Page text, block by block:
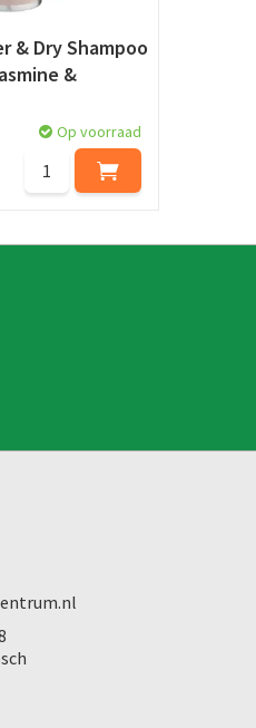
& Dry Shampoo
&
Op voorraad